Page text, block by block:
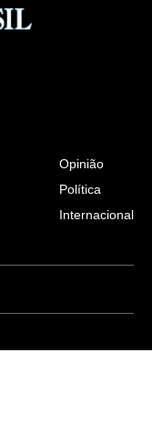
Opinião
Política
Internacional